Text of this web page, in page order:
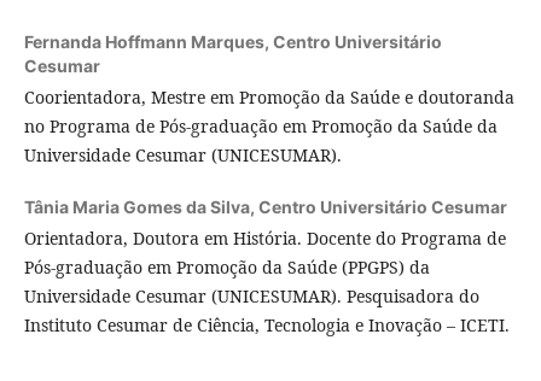
Fernanda Hoffmann Marques, Centro Universitário
Cesumar
Coorientadora, Mestre em Promoção da Saúde e doutoranda
no Programa de Pós-graduação em Promoção da Saúde da
Universidade Cesumar (UNICESUMAR).
Tânia Maria Gomes da Silva, Centro Universitário Cesumar
Orientadora, Doutora em História. Docente do Programa de
Pós-graduação em Promoção da Saúde (PPGPS) da
Universidade Cesumar (UNICESUMAR). Pesquisadora do
Instituto Cesumar de Ciência, Tecnologia e Inovação – ICETI.